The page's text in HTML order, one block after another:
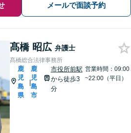
メールで面談予約
髙橋 昭広 弁護士
髙橋総合法律事務所
鹿
児
島
県
|
鹿
児
島
市
市役所前駅
から徒歩3
分
営業時間：09:00
~22:00（平日）